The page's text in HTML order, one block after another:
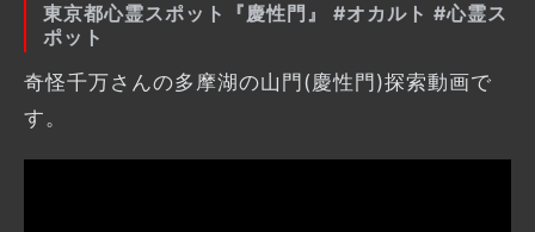
東京都心霊スポット『慶性門』 #オカルト #心霊ス
ポット
奇怪千万さんの多摩湖の山門(慶性門)探索動画で
す。